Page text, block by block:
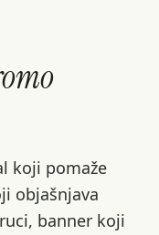
koji pomaže
objašnjava
banner koji